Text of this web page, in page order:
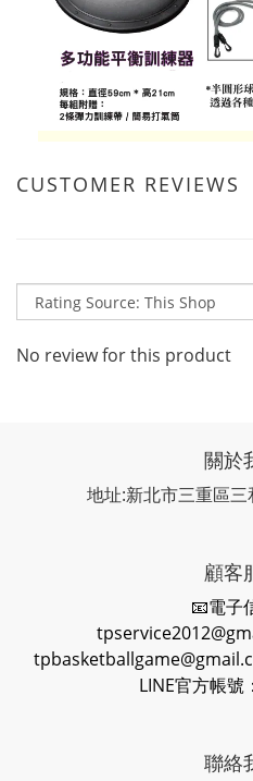
CUSTOMER REVIEWS
No review for this product
關於
地址:新北市三重區
顧客
📧電子
LINE官方帳
聯絡